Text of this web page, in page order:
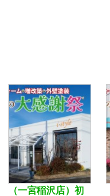
（一宮稲沢店）初